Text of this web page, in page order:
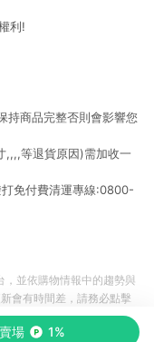
利!
持商品完整否則會影響您
,,,,等退貨原因)需加收一
免付費清運專線:0800-
場 1%
，並依購物情報中的趨勢與
會有時間差，請務必點擊
切資訊以合作廠商網頁為